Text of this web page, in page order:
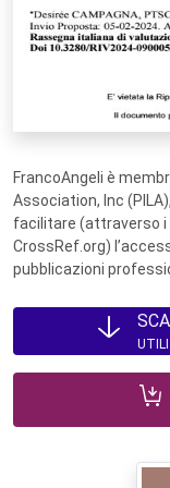
FrancoAngeli è
Association, Inc
facilitare (attraverso
CrossRef.org)
pubblicazioni